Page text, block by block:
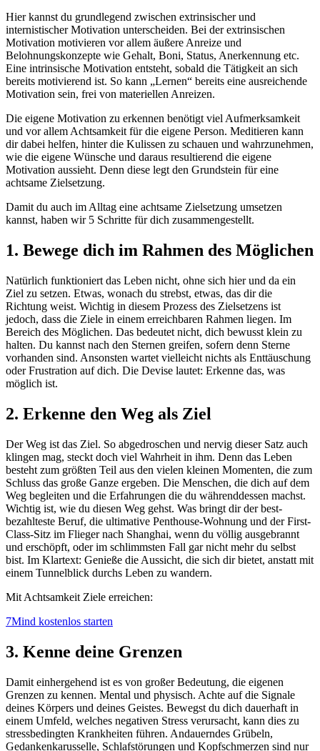
Hier kannst du grundlegend zwischen extrinsischer und
internistischer Motivation unterscheiden. Bei der extrinsischen
Motivation motivieren vor allem äußere Anreize und
Belohnungskonzepte wie Gehalt, Boni, Status, Anerkennung etc.
Eine intrinsische Motivation entsteht, sobald die Tätigkeit an sich
bereits motivierend ist. So kann „Lernen“ bereits eine ausreichende
Motivation sein, frei von materiellen Anreizen.
Die eigene Motivation zu erkennen benötigt viel Aufmerksamkeit
und vor allem Achtsamkeit für die eigene Person. Meditieren kann
dir dabei helfen, hinter die Kulissen zu schauen und wahrzunehmen,
wie die eigene Wünsche und daraus resultierend die eigene
Motivation aussieht. Denn diese legt den Grundstein für eine
achtsame Zielsetzung.
Damit du auch im Alltag eine achtsame Zielsetzung umsetzen
kannst, haben wir 5 Schritte für dich zusammengestellt.
1. Bewege dich im Rahmen des Möglichen
Natürlich funktioniert das Leben nicht, ohne sich hier und da ein
Ziel zu setzen. Etwas, wonach du strebst, etwas, das dir die
Richtung weist. Wichtig in diesem Prozess des Zielsetzens ist
jedoch, dass die Ziele in einem erreichbaren Rahmen liegen. Im
Bereich des Möglichen. Das bedeutet nicht, dich bewusst klein zu
halten. Du kannst nach den Sternen greifen, sofern denn Sterne
vorhanden sind. Ansonsten wartet vielleicht nichts als Enttäuschung
oder Frustration auf dich. Die Devise lautet: Erkenne das, was
möglich ist.
2. Erkenne den Weg als Ziel
Der Weg ist das Ziel. So abgedroschen und nervig dieser Satz auch
klingen mag, steckt doch viel Wahrheit in ihm. Denn das Leben
besteht zum größten Teil aus den vielen kleinen Momenten, die zum
Schluss das große Ganze ergeben. Die Menschen, die dich auf dem
Weg begleiten und die Erfahrungen die du währenddessen machst.
Wichtig ist, wie du diesen Weg gehst. Was bringt dir der best-
bezahlteste Beruf, die ultimative Penthouse-Wohnung und der First-
Class-Sitz im Flieger nach Shanghai, wenn du völlig ausgebrannt
und erschöpft, oder im schlimmsten Fall gar nicht mehr du selbst
bist. Im Klartext: Genieße die Aussicht, die sich dir bietet, anstatt mit
einem Tunnelblick durchs Leben zu wandern.
Mit Achtsamkeit Ziele erreichen:
7Mind kostenlos starten
3. Kenne deine Grenzen
Damit einhergehend ist es von großer Bedeutung, die eigenen
Grenzen zu kennen. Mental und physisch. Achte auf die Signale
deines Körpers und deines Geistes. Bewegst du dich dauerhaft in
einem Umfeld, welches negativen Stress verursacht, kann dies zu
stressbedingten Krankheiten führen. Andauerndes Grübeln,
Gedankenkarusselle, Schlafstörungen und Kopfschmerzen sind nur